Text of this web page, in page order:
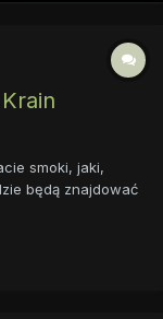
smoki, jaki,
będą znajdować
jako iż nabierają